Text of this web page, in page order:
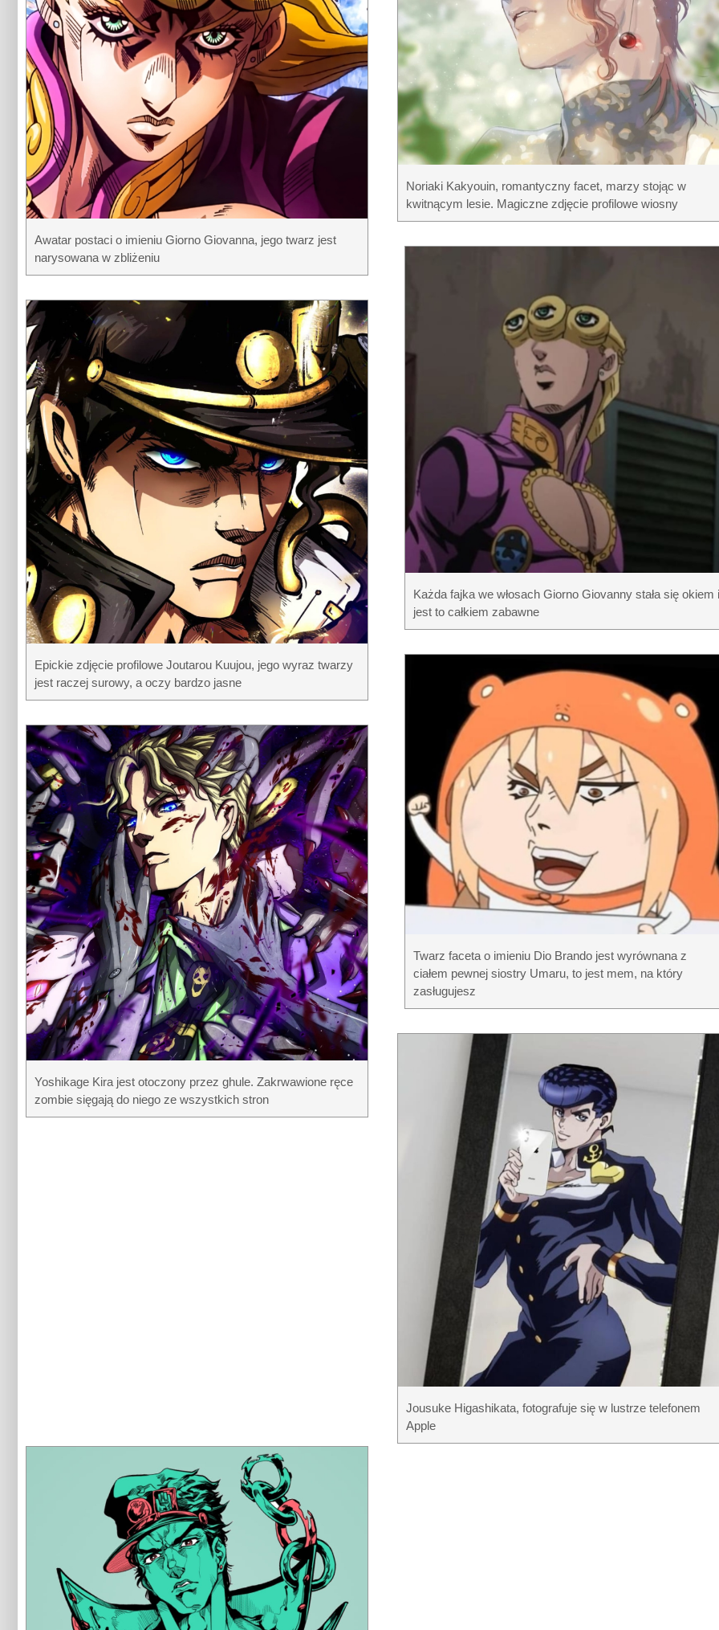
Awatar postaci o imieniu Giorno Giovanna, jego twarz jest
narysowana w zbliżeniu
Epickie zdjęcie profilowe Joutarou Kuujou, jego wyraz twarzy
jest raczej surowy, a oczy bardzo jasne
Yoshikage Kira jest otoczony przez ghule. Zakrwawione ręce
zombie sięgają do niego ze wszystkich stron
Noriaki Kakyouin, romantyczny facet, marzy stojąc w
kwitnącym lesie. Magiczne zdjęcie profilowe wiosny
Każda fajka we włosach Giorno Giovanny stała się okiem
jest to całkiem zabawne
Twarz faceta o imieniu Dio Brando jest wyrównana z
ciałem pewnej siostry Umaru, to jest mem, na który
zasługujesz
Jousuke Higashikata, fotografuje się w lustrze telefonem
Apple